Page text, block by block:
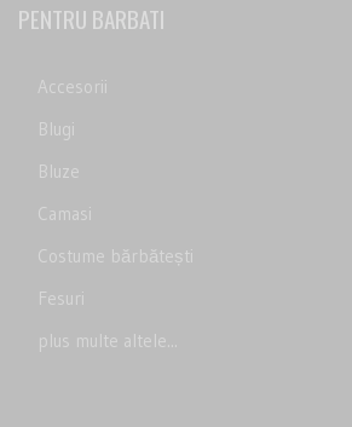
PENTRU BARBATI
Accesorii
Blugi
Bluze
Camasi
Costume bărbătești
Fesuri
plus multe altele...